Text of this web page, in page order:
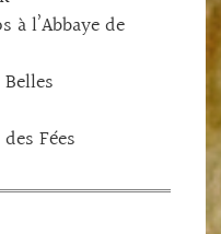
à l’Abbaye de
Fées